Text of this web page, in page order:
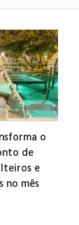
o
de
e
no mês